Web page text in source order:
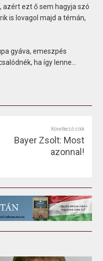
azért ezt ő sem hagyja szó
is lovagol majd a témán,
gyáva, emeszpés
ha így lenne…
Következő cikk
Bayer Zsolt: Most
azonnal!